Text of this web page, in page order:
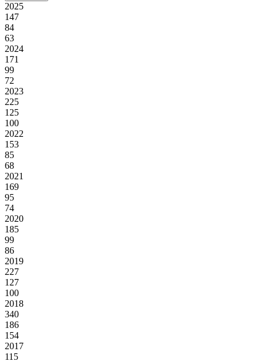
2025
147
84
63
2024
171
99
72
2023
225
125
100
2022
153
85
68
2021
169
95
74
2020
185
99
86
2019
227
127
100
2018
340
186
154
2017
115